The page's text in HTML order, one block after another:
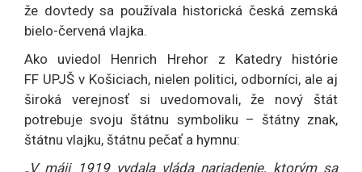
že dovtedy sa používala historická česká zemská
bielo-červená vlajka.
Ako uviedol Henrich Hrehor z Katedry histórie
FF UPJŠ v Košiciach, nielen politici, odborníci, ale aj
široká verejnosť si uvedomovali, že nový štát
potrebuje svoju štátnu symboliku – štátny znak,
štátnu vlajku, štátnu pečať a hymnu:
„V máji 1919 vydala vláda nariadenie, ktorým sa